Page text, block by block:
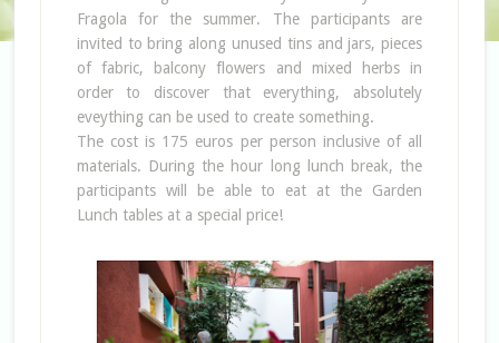
Fragola for the summer. The participants are
invited to bring along unused tins and jars, pieces
of fabric, balcony flowers and mixed herbs in
order to discover that everything, absolutely
eveything can be used to create something.
The cost is 175 euros per person inclusive of all
materials. During the hour long lunch break, the
participants will be able to eat at the Garden
Lunch tables at a special price!